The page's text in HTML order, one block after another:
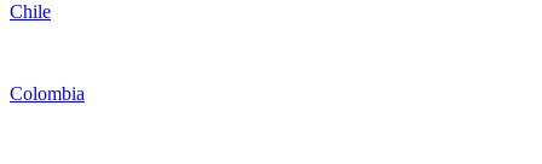
Chile
Colombia